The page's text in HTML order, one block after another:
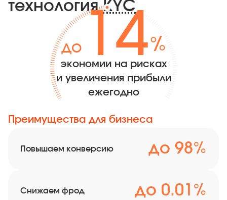
технологияKYC
Преимущества для бизнеса
Повышаем конверсию до 98%
Снижаем фрод до 0.01%
ДО30%
экономии на рисках
и увеличения прибыли
ежегодно